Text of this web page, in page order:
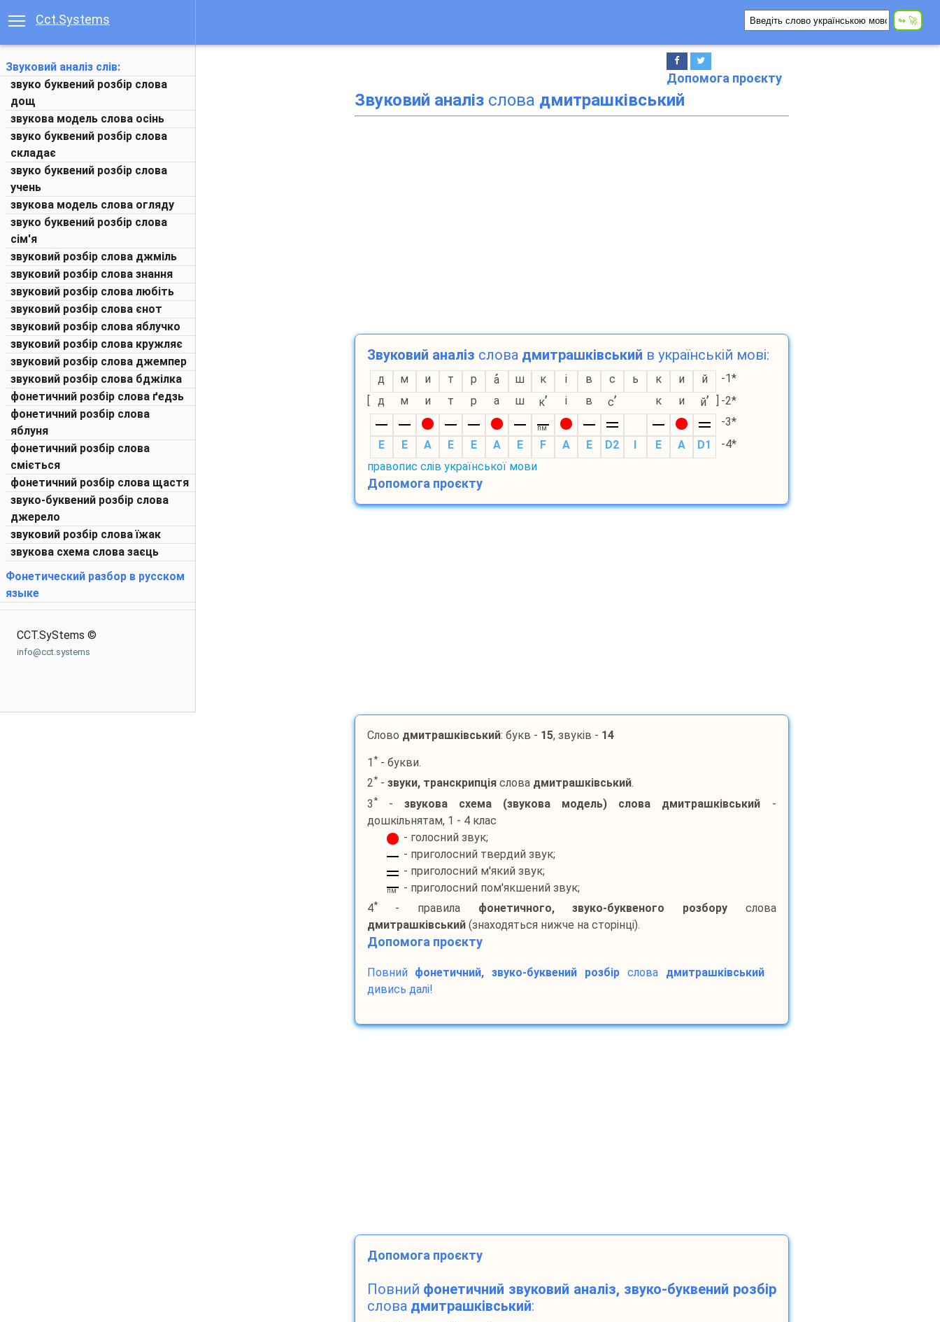
Cct.Systems
Звуковий аналіз слів:
звуко буквений розбір слова
дощ
звукова модель слова осінь
звуко буквений розбір слова
складає
звуко буквений розбір слова
учень
звукова модель слова огляду
звуко буквений розбір слова
сім'я
звуковий розбір слова джміль
звуковий розбір слова знання
звуковий розбір слова любіть
звуковий розбір слова єнот
звуковий розбір слова яблучко
звуковий розбір слова кружляє
звуковий розбір слова джемпер
звуковий розбір слова бджілка
фонетичний розбір слова ґедзь
фонетичний розбір слова
яблуня
фонетичний розбір слова
сміється
фонетичний розбір слова щастя
звуко-буквений розбір слова
джерело
звуковий розбір слова їжак
звукова схема слова заєць
Фонетический разбор в русском
языке
CCT.SyStems ©
info@cct.systems
Допомога проєкту
Звуковий аналізслова дмитрашківський
Звуковий аналіз слова дмитрашківський в українській мові:
д м и т р а ш к і в с ь к и й
-1*
[
д м и т р а ш к’ і в с’ к и й’ ] -2*
пм
-3*
E
E A E E A E F A E D2 I E A D1
-4*
правопис слів української мови
Допомога проєкту
Слово дмитрашківський: букв - 15, звуків - 14
1 *- букви.
2*- звуки, транскрипціяслова дмитрашківський.
3*- звукова схема (звукова модель) слова дмитрашківський -
дошкільнятам, 1 - 4 клас
- голосний звук;
- приголосний твердий звук;
- приголосний м'який звук;
пм
- приголосний пом'якшений звук;
4*- правила фонетичного, звуко-буквеного розборуслова
дмитрашківський(знаходяться нижче на сторінці).
Допомога проєкту
Повний фонетичний, звуко-буквений розбірслова дмитрашківський
дивись далі!
Допомога проєкту
Повний фонетичний звуковий аналіз, звуко-буквений розбір
слова дмитрашківський: